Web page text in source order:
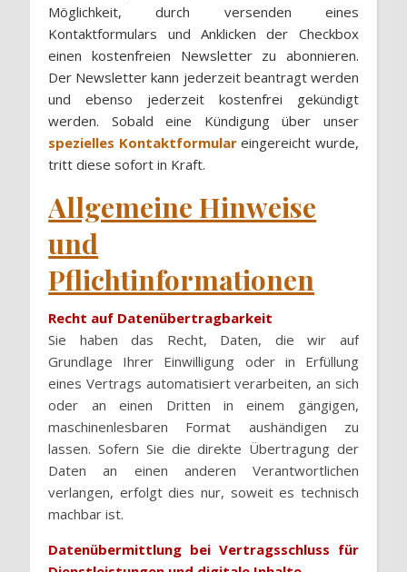
Möglichkeit, durch versenden eines
Kontaktformulars und Anklicken der Checkbox
einen kostenfreien Newsletter zu abonnieren.
Der Newsletter kann jederzeit beantragt werden
und ebenso jederzeit kostenfrei gekündigt
werden. Sobald eine Kündigung über unser
spezielles Kontaktformulareingereicht wurde,
tritt diese sofort in Kraft.
Allgemeine Hinweise
und
Pflichtinformationen
Recht auf Datenübertragbarkeit
Sie haben das Recht, Daten, die wir auf
Grundlage Ihrer Einwilligung oder in Erfüllung
eines Vertrags automatisiert verarbeiten, an sich
oder an einen Dritten in einem gängigen,
maschinenlesbaren Format aushändigen zu
lassen. Sofern Sie die direkte Übertragung der
Daten an einen anderen Verantwortlichen
verlangen, erfolgt dies nur, soweit es technisch
machbar ist.
Datenübermittlung bei Vertragsschluss für